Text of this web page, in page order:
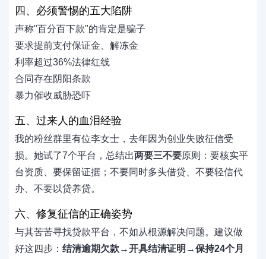
四、必须警惕的五大陷阱
声称"百分百下款"的肯定是骗子
要求提前支付保证金、解冻金
利率超过36%法律红线
合同存在阴阳条款
暴力催收威胁恐吓
五、过来人的血泪经验
我的粉丝群里有位李女士，去年因为创业失败征信受
损。她试了7个平台，总结出两要三不要原则：要核实平
台资质、要保留证据；不要同时多头借贷、不要轻信代
办、不要以贷养贷。
六、修复征信的正确姿势
与其苦苦寻找贷款平台，不如从根源解决问题。建议做
好这四步： 结清逾期欠款→开具结清证明 →保持24个月